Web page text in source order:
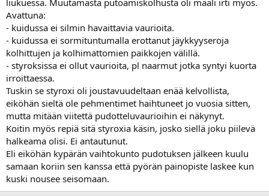
liukuessa. Muutamasta putoamiskolhusta oli maali irti myös.
Avattuna:
- kuidussa ei silmin havaittavia vaurioita.
- kuidussa ei sormituntumalla erottanut jäykkyyseroja
kolhittujen ja kolhimattomien paikkojen välillä.
- styroksissa ei ollut vaurioita, pl naarmut jotka syntyi kuorta
irroittaessa.
Tuskin se styroxi oli joustavuudeltaan enää kelvollista,
eiköhän sieltä ole pehmentimet haihtuneet jo vuosia sitten,
mutta mitään viitettä pudotteluvaurioihin ei näkynyt.
Koitin myös repiä sitä styroxia käsin, josko siellä joku piilevä
halkeama olisi. Ei antautunut.
Eli eiköhän kypärän vaihtokunto pudotuksen jälkeen kuulu
samaan koriin sen kanssa että pyörän painopiste laskee kun
kuski nousee seisomaan.